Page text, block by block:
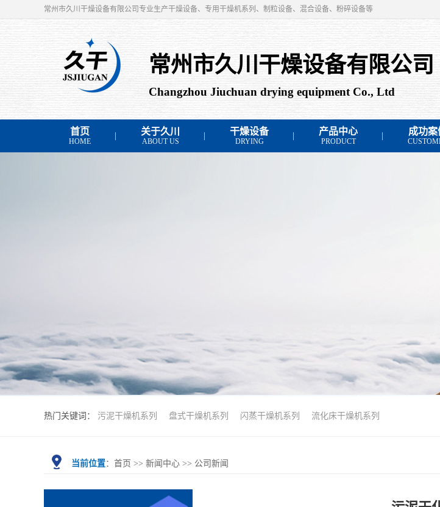
常州市久川干燥设备有限公司专业生产干燥设备、专用干燥机系列、制粒设备、混合设备、粉碎设备等
常州市久川干燥设备有限公司
Changzhou Jiuchuan drying equipment Co., Ltd
首页
HOME
关于久川
ABOUT US
干燥设备
DRYING
产品中心
PRODUCT
成功案
热门关键词： 污泥干燥机系列 盘式干燥机系列 闪蒸干燥机系列 流化床干燥机系列
当前位置： 首页 >> 新闻中心 >> 公司新闻